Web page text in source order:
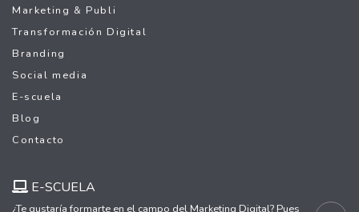
Marketing & Publi
Transformación Digital
Branding
Social media
E-scuela
Blog
Contacto
E-SCUELA
¿Te gustaría formarte en el campo del Marketing Digital? Pues